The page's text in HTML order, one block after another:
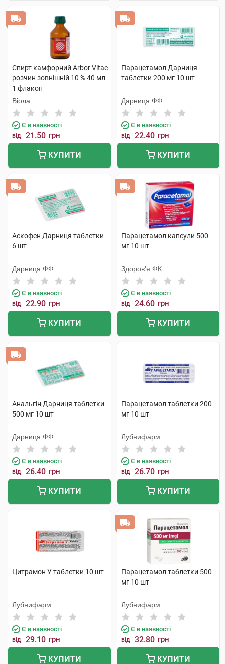
Спирт камфорний Arbor Vitae
розчин зовнішній 10 % 40 мл
1 флакон
Віола
Є в наявності
від 21.50 грн
КУПИТИ
Парацетамол Дарниця
таблетки 200 мг 10 шт
Дарниця ФФ
Є в наявності
від 22.40 грн
КУПИТИ
Аскофен Дарниця таблетки
6 шт
Дарниця ФФ
Є в наявності
від 22.90 грн
КУПИТИ
Парацетамол капсули 500
мг 10 шт
Здоров'я ФК
Є в наявності
від 24.60 грн
КУПИТИ
Анальгін Дарниця таблетки
500 мг 10 шт
Дарниця ФФ
Є в наявності
від 26.40 грн
КУПИТИ
Парацетамол таблетки 200
мг 10 шт
Лубнифарм
Є в наявності
від 26.70 грн
КУПИТИ
Цитрамон У таблетки 10 шт
Лубнифарм
Є в наявності
від 29.10 грн
КУПИТИ
Парацетамол таблетки 500
мг 10 шт
Лубнифарм
Є в наявності
від 32.80 грн
КУПИТИ